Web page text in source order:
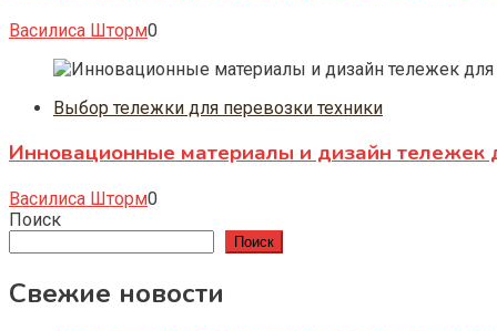
Василиса Шторм0
Выбор тележки для перевозки техники
Инновационные материалы и дизайн тележек
Василиса Шторм0
Поиск
Поиск
Свежие новости